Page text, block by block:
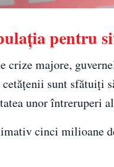
pentru
majore,
sunt sfătuiți
unor întreruperi
cinci milioane